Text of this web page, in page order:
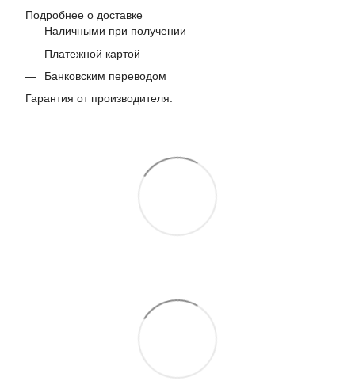
Подробнее о доставке
Наличными при получении
Платежной картой
Банковским переводом
Гарантия от производителя.